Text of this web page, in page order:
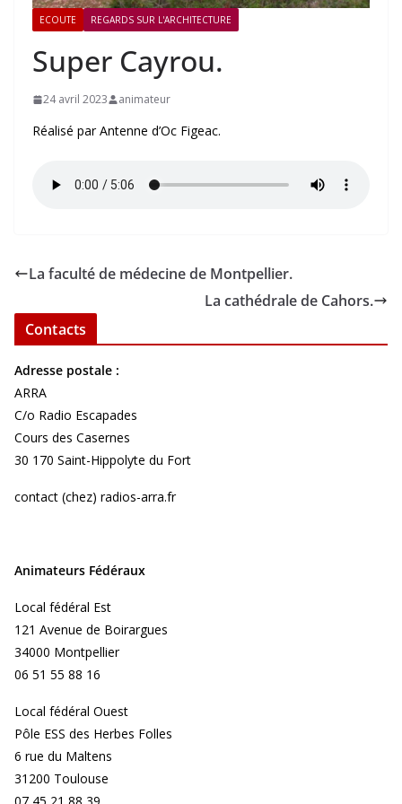
ECOUTE REGARDS SUR L'ARCHITECTURE
Super Cayrou.
24 avril 2023 animateur
Réalisé par Antenne d’Oc Figeac.
La faculté de médecine de Montpellier.
La cathédrale de Cahors.
Contacts
Adresse postale :
ARRA
C/o Radio Escapades
Cours des Casernes
30 170 Saint-Hippolyte du Fort
contact (chez) radios-arra.fr
Animateurs Fédéraux
Local fédéral Est
121 Avenue de Boirargues
34000 Montpellier
06 51 55 88 16
Local fédéral Ouest
Pôle ESS des Herbes Folles
6 rue du Maltens
31200 Toulouse